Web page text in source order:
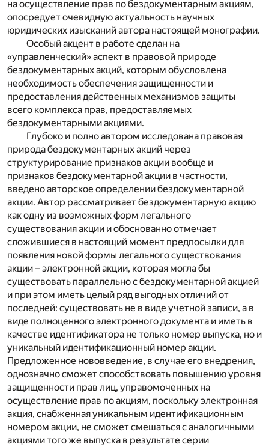
на осуществление прав по бездокументарным акциям,
опосредует очевидную актуальность научных
юридических изысканий автора настоящей монографии.
Особый акцент в работе сделан на
«управленческий» аспект в правовой природе
бездокументарных акций, которым обусловлена
необходимость обеспечения защищенности и
предоставления действенных механизмов защиты
всего комплекса прав, предоставляемых
бездокументарными акциями.
Глубоко и полно автором исследована правовая
природа бездокументарных акций через
структурирование признаков акции вообще и
признаков бездокументарной акции в частности,
введено авторское определении бездокументарной
акции. Автор рассматривает бездокументарную акцию
как одну из возможных форм легального
существования акции и обоснованно отмечает
сложившиеся в настоящий момент предпосылки для
появления новой формы легального существования
акции – электронной акции, которая могла бы
существовать параллельно с бездокументарной акцией
и при этом иметь целый ряд выгодных отличий от
последней: существовать не в виде учетной записи, а в
виде полноценного электронного документа и иметь в
качестве идентификатора не только номер выпуска, но и
уникальный идентификационный номер акции.
Предложенное нововведение, в случае его внедрения,
однозначно сможет способствовать повышению уровня
защищенности прав лиц, управомоченных на
осуществление прав по акциям, поскольку электронная
акция, снабженная уникальным идентификационным
номером акции, не сможет смешаться с аналогичными
акциями того же выпуска в результате серии